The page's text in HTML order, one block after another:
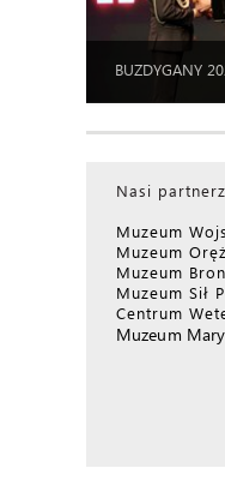
BUZDYGANY
Nasi
Muzeum
Muzeum
Muzeum
Muzeum Sił
Centrum
Muzeum